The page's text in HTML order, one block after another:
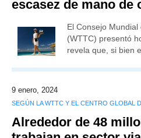
escasez de mano de
El Consejo
(WTTC) presentó
revela que, si bien
9 enero, 2024
SEGÚN LA WTTC Y EL CENTRO GLOBAL
Alrededor de 48